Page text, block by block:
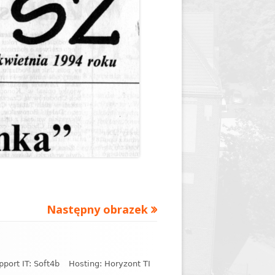
Jednodniówka z okazji 85-lecia
Jednodniówka z okazji 99-lecia
Galeria zdjęć od 1930 roku
Następny obrazek
IT: Soft4b Hosting: Horyzont TI